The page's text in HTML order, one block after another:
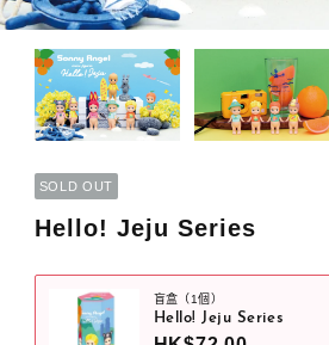
SOLD OUT
Hello! Jeju Series
盲盒（1個）
Hello! Jeju Series